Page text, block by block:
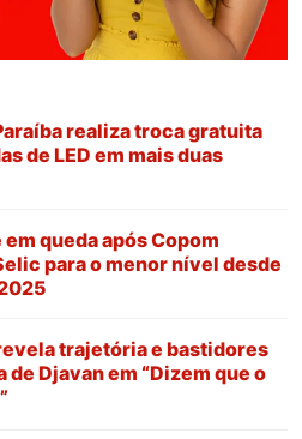
realiza troca gratuita
de LED em mais duas
queda após Copom
para o menor nível desde
trajetória e bastidores
de Djavan em “Dizem que o